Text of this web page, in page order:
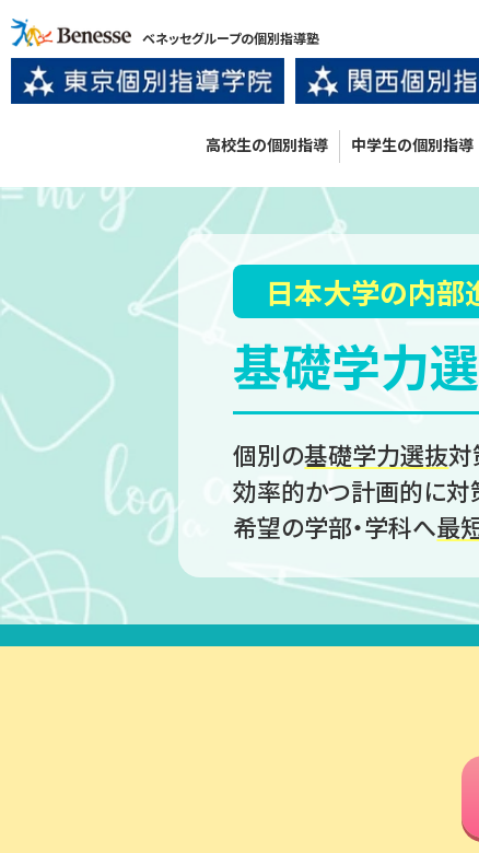
ベネッセグループの個別指導塾
高校生の個別指導 中学生の個別指導
日本大学の内部
基礎学力
個別の基礎学力選抜対
効率的かつ計画的に対
希望の学部・学科へ最